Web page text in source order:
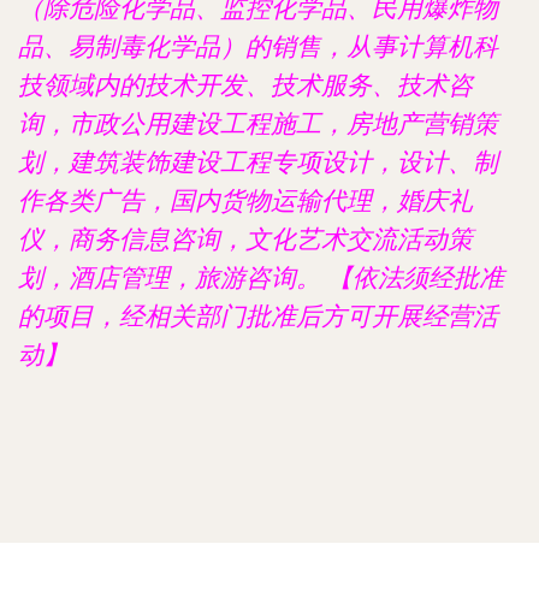
（除危险化学品、监控化学品、民用爆炸物
品、易制毒化学品）的销售，从事计算机科
技领域内的技术开发、技术服务、技术咨
询，市政公用建设工程施工，房地产营销策
划，建筑装饰建设工程专项设计，设计、制
作各类广告，国内货物运输代理，婚庆礼
仪，商务信息咨询，文化艺术交流活动策
划，酒店管理，旅游咨询。 【依法须经批准
的项目，经相关部门批准后方可开展经营活
动】